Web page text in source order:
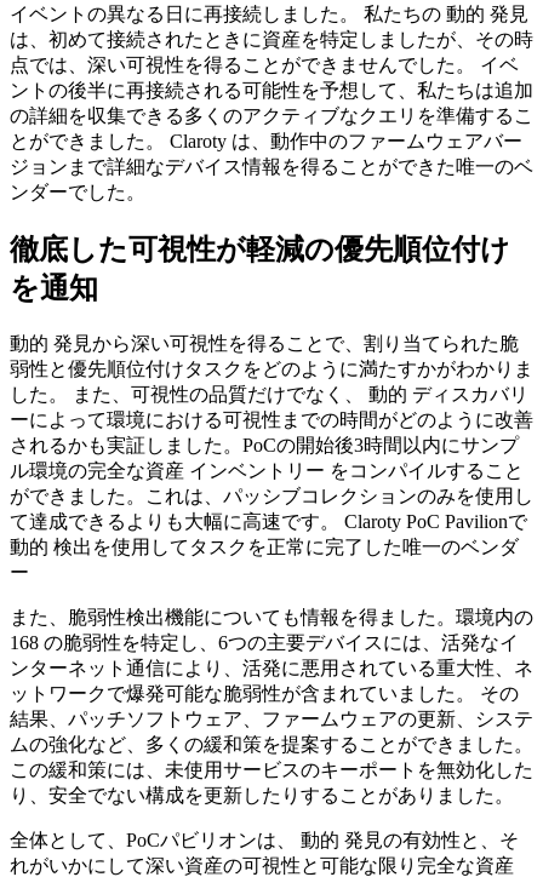
イベントの異なる日に再接続しました。 私たちの 動的 発見
は、初めて接続されたときに資産を特定しましたが、その時
点では、深い可視性を得ることができませんでした。 イベ
ントの後半に再接続される可能性を予想して、私たちは追加
の詳細を収集できる多くのアクティブなクエリを準備するこ
とができました。 Claroty は、動作中のファームウェアバー
ジョンまで詳細なデバイス情報を得ることができた唯一のベ
ンダーでした。
徹底した可視性が軽減の優先順位付け
を通知
動的 発見から深い可視性を得ることで、割り当てられた脆
弱性と優先順位付けタスクをどのように満たすかがわかりま
した。 また、可視性の品質だけでなく、 動的 ディスカバリ
ーによって環境における可視性までの時間がどのように改善
されるかも実証しました。PoCの開始後3時間以内にサンプ
ル環境の完全な資産 インベントリー をコンパイルすること
ができました。これは、パッシブコレクションのみを使用し
て達成できるよりも大幅に高速です。 Claroty PoC Pavilionで
動的 検出を使用してタスクを正常に完了した唯一のベンダ
ー
また、脆弱性検出機能についても情報を得ました。環境内の
168 の脆弱性を特定し、6つの主要デバイスには、活発なイ
ンターネット通信により、活発に悪用されている重大性、ネ
ットワークで爆発可能な脆弱性が含まれていました。 その
結果、パッチソフトウェア、ファームウェアの更新、システ
ムの強化など、多くの緩和策を提案することができました。
この緩和策には、未使用サービスのキーポートを無効化した
り、安全でない構成を更新したりすることがありました。
全体として、PoCパビリオンは、 動的 発見の有効性と、そ
れがいかにして深い資産の可視性と可能な限り完全な資産